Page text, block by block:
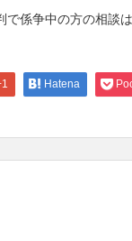
中の方の相談は受
Hatena